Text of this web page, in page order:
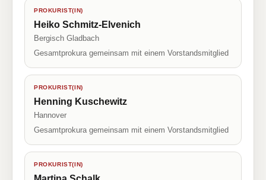
PROKURIST(IN)
Heiko Schmitz-Elvenich
Bergisch Gladbach
Gesamtprokura gemeinsam mit einem Vorstandsmitglied
PROKURIST(IN)
Henning Kuschewitz
Hannover
Gesamtprokura gemeinsam mit einem Vorstandsmitglied
PROKURIST(IN)